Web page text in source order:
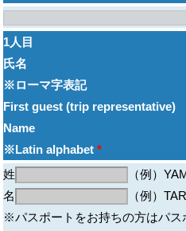
1人目
氏名
※ローマ字表記
First guest (trip representative)
Name
※Latin alphabet *
姓
（例）
名
（例）
※パスポートをお持ちの方はパス